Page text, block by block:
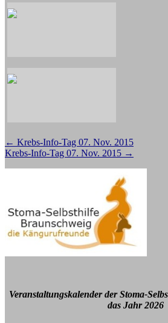
Beitragsnavigation
← Krebs-Info-Tag 07. Nov. 2015
Krebs-Info-Tag 07. Nov. 2015 →
Veranstaltungskalender der Stoma-
das Jahr 2026